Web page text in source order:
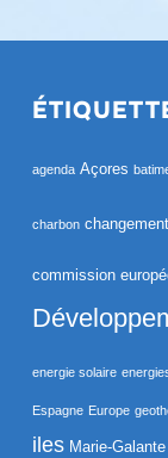
agenda Açores
charbon
commission
energie solaire
Espagne Europe
iles Marie-Galante